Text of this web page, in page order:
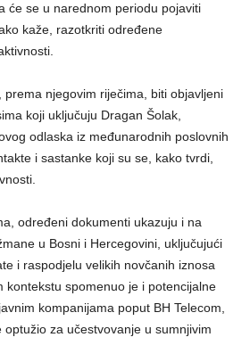
će se u narednom periodu pojaviti
kaže, razotkriti određene
prema njegovim riječima, biti objavljeni
koji uključuju Dragan Šolak,
odlaska iz međunarodnih poslovnih
i sastanke koji su se, kako tvrdi,
određeni dokumenti ukazuju i na
u Bosni i Hercegovini, uključujući
i raspodjelu velikih novčanih iznosa
kontekstu spomenuo je i potencijalne
kompanijama poput BH Telecom,
za učestvovanje u sumnjivim